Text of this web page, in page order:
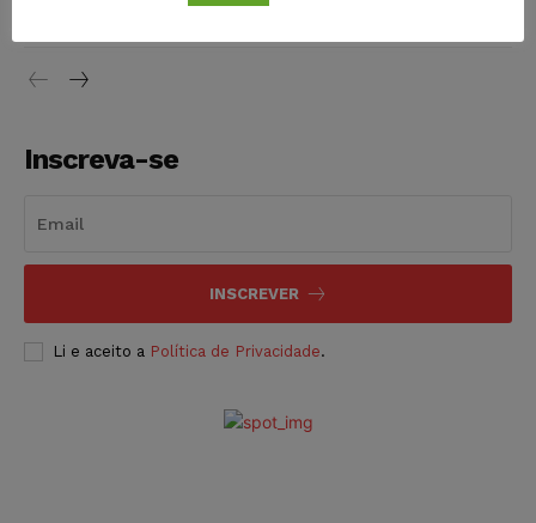
Inscreva-se
INSCREVER
Li e aceito a Política de Privacidade.